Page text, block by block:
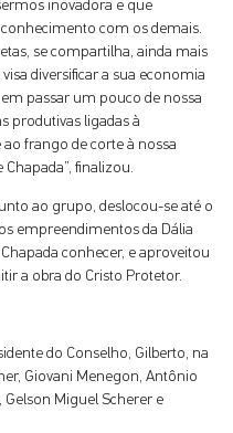
inovadora e que
com os demais.
se compartilha, ainda mais
diversificar a sua economia
passar um pouco de nossa
produtivas ligadas à
frango de corte à nossa
finalizou.
ao grupo, deslocou-se até o
empreendimentos da Dália
conhecer, e aproveitou
a obra do Cristo Protetor.
do Conselho, Gilberto, na
Giovani Menegon, Antônio
Gelson Miguel Scherer e